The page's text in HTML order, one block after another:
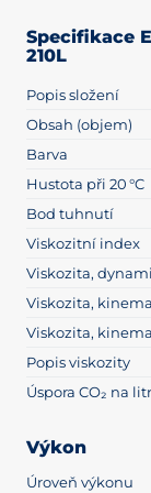
Specifikace
210L
Popis složení
Obsah (objem)
Barva
Hustota při 20 °C
Bod tuhnutí
Viskozitní index
Viskozita,
Viskozita,
Viskozita,
Popis viskozity
Úspora CO₂ na litr
Výkon
Úroveň výkonu